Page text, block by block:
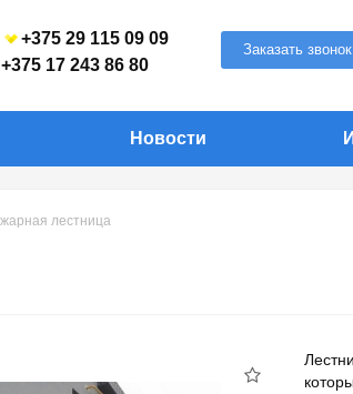
+375 29 115 09 09
+375 17 243 86 80
Заказать звонок
Новости
лестница